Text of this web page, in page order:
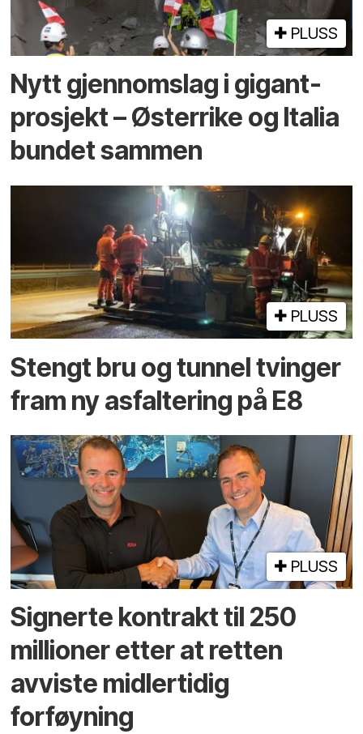
PLUSS
Nytt gjennomslag i gigant­
prosjekt – Østerrike og Italia
bundet sammen
PLUSS
Stengt bru og tunnel tvinger
fram ny asfaltering på E8
PLUSS
Signerte kontrakt til 250
millioner etter at retten
avviste midlertidig
forføyning